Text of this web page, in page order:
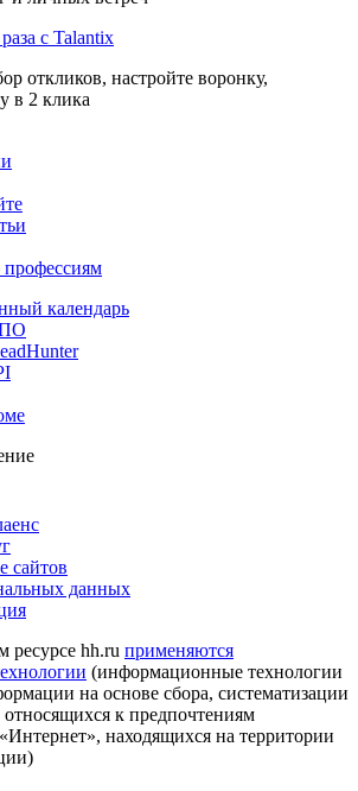
с Talantix
откликов, настройте воронку,
в 2 клика
календарь
ПО
сайтов
данных
hh.ru применяются
(информационные технологии
на основе сбора, систематизации
относящихся к предпочтениям
находящихся на территории